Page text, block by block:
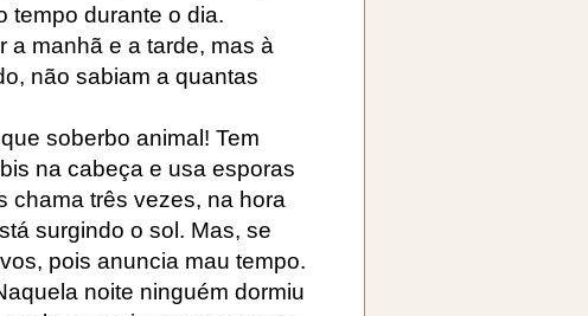
tempo durante o dia.
a manhã e a tarde, mas à
não sabiam a quantas
soberbo animal! Tem
na cabeça e usa esporas
chama três vezes, na hora
surgindo o sol. Mas, se
pois anuncia mau tempo.
noite ninguém dormiu